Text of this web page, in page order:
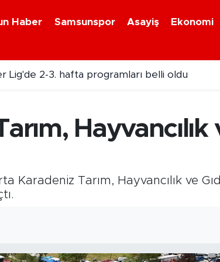
Haber Samsunspor Asayiş
Ekonomi
ulaşım zammı mecliste!
Hayvancılık
Karadeniz Tarım, Hayvancılık ve